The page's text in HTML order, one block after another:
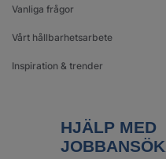
Vanliga frågor
Vårt hållbarhetsarbete
Inspiration & trender